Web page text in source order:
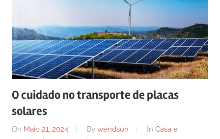
O cuidado no transporte de placas
solares
On Maio 21, 2024 By wendson In Casa e